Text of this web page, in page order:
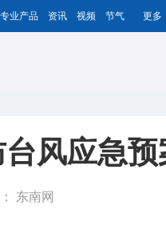
专业产品 资讯 视频 节气 更多
风应急预
东南网